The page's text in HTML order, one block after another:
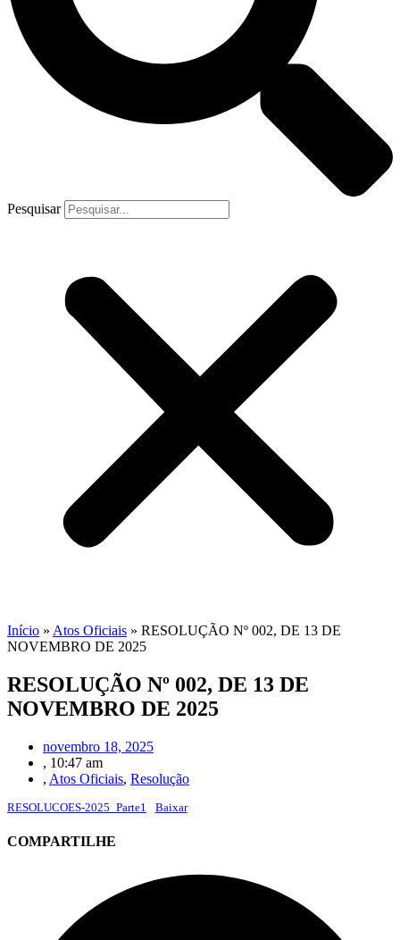
Pesquisar
Início » Atos Oficiais » RESOLUÇÃO Nº 002, DE 13 DE
NOVEMBRO DE 2025
RESOLUÇÃO Nº 002, DE 13 DE
NOVEMBRO DE 2025
novembro 18, 2025
, 10:47 am
, Atos Oficiais, Resolução
RESOLUCOES-2025_Parte1 Baixar
COMPARTILHE